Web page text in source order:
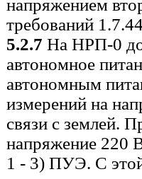
напряжением
требований
5.2.7 На НРП-0
автономное
автономным
измерений на
связи с землей.
напряжение 220
1 - 3) ПУЭ. С